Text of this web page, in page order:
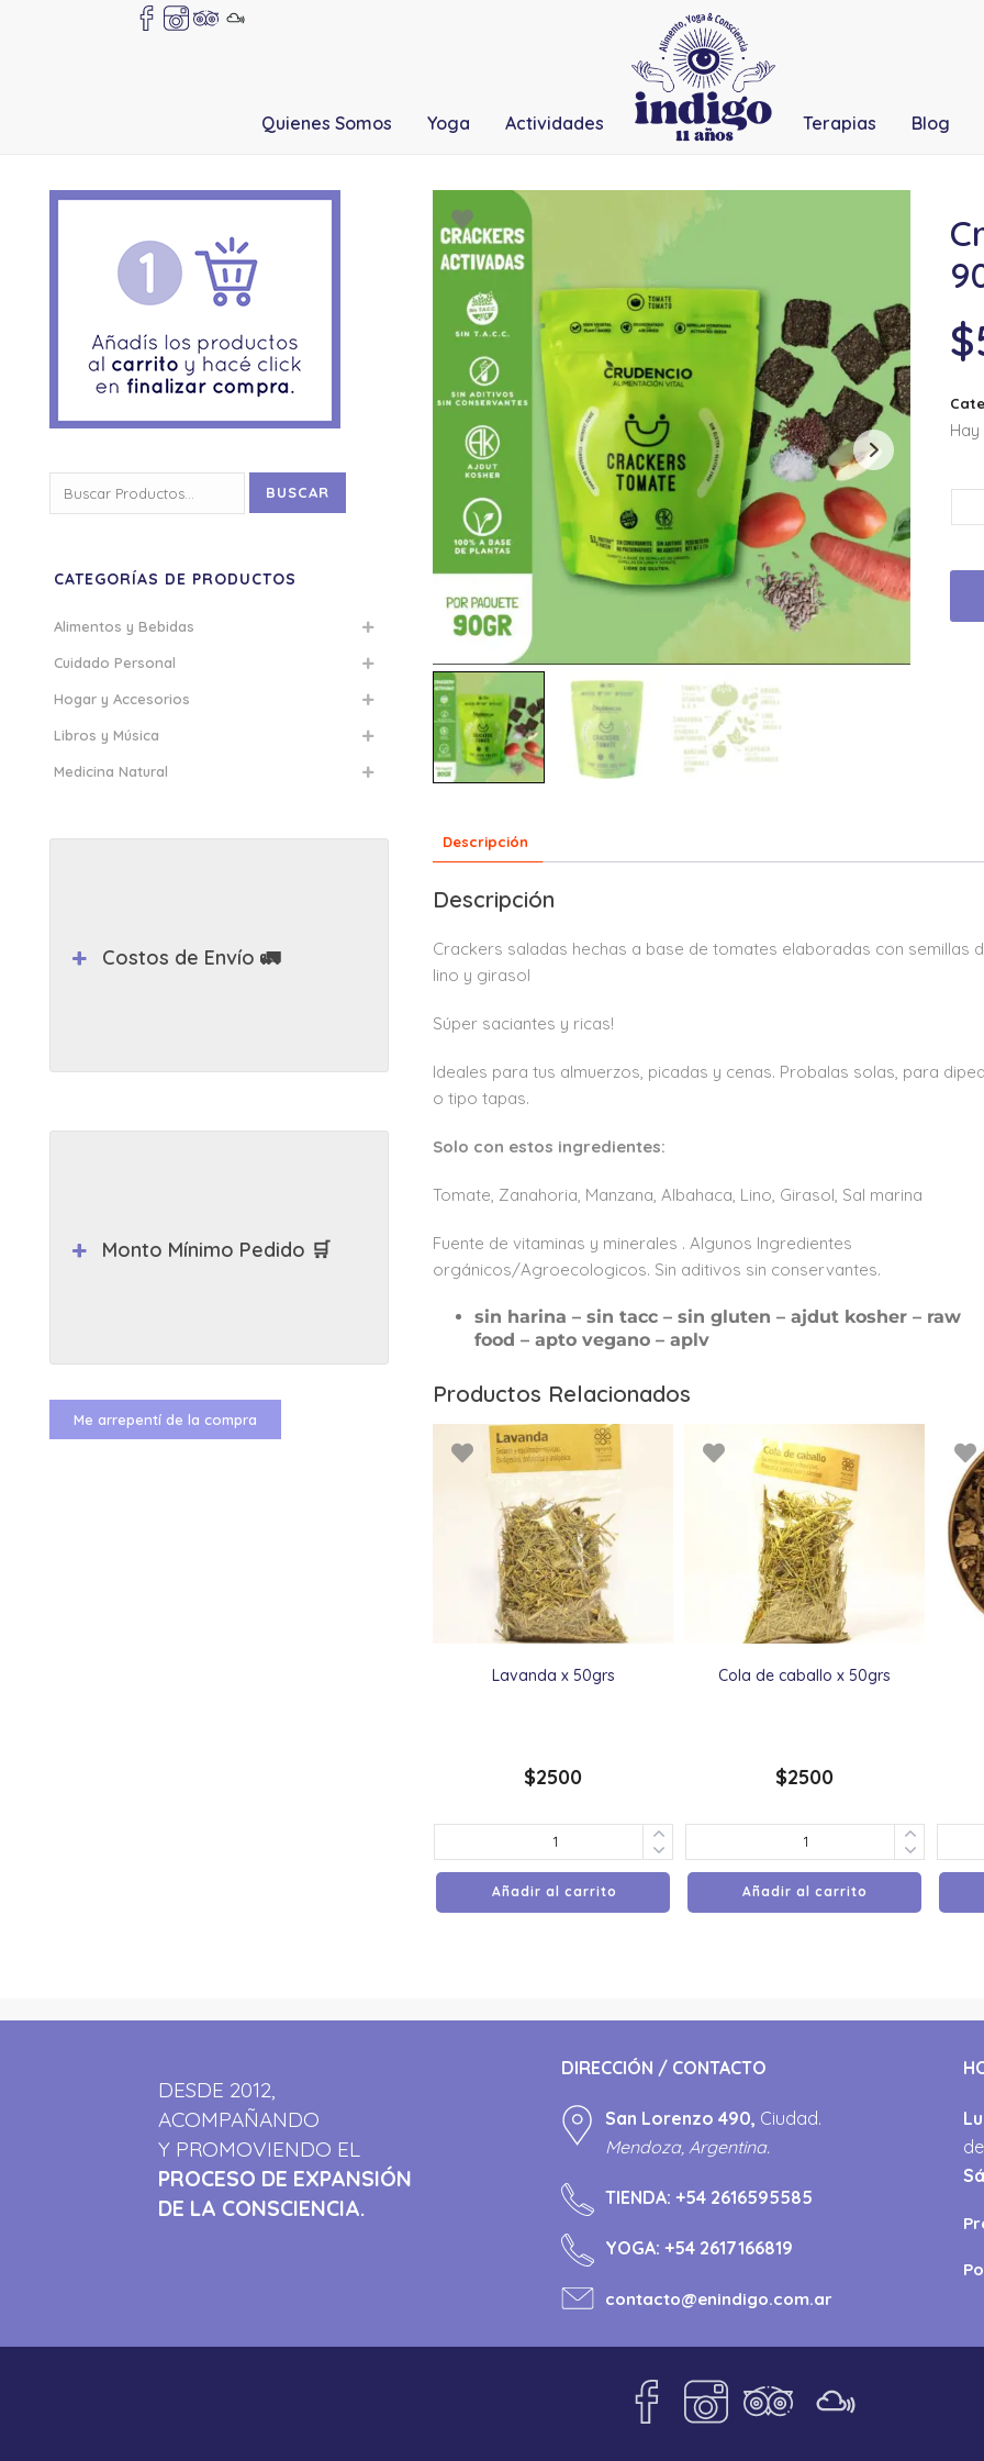
Quienes Somos Yoga Actividades Terapias Blog
$
Descripción
Descripción
Crackers saladas hechas a base de tomates elaboradas con semillas
lino y girasol
Súper saciantes y ricas!
Ideales para tus almuerzos, picadas y cenas. Probalas solas, para
o tipo tapas.
Solo con estos ingredientes:
Tomate, Zanahoria, Manzana, Albahaca, Lino, Girasol, Sal marina
Fuente de vitaminas y minerales . Algunos Ingredientes
orgánicos/Agroecologicos. Sin aditivos sin conservantes.
sin harina – sin tacc – sin gluten – ajdut kosher – raw
food – apto vegano – aplv
Productos Relacionados
Lavanda x 50grs
$2500
Añadir al carrito
Cola de caballo x 50grs
$2500
Añadir al carrito
por:
BUSCAR
CATEGORÍAS DE PRODUCTOS
Alimentos y Bebidas
Cuidado Personal
Hogar y Accesorios
Libros y Música
Medicina Natural
Costos de Envío 🚛
Monto Mínimo Pedido 🛒
Me arrepentí de la compra
DESDE 2012,
ACOMPAÑANDO
Y PROMOVIENDO EL
PROCESO DE EXPANSIÓN
DE LA CONSCIENCIA.
DIRECCIÓN / CONTACTO
San Lorenzo 490, Ciudad.
Mendoza, Argentina.
TIENDA: +54 2616595585
YOGA: +54 2617166819
contacto@enindigo.com.ar